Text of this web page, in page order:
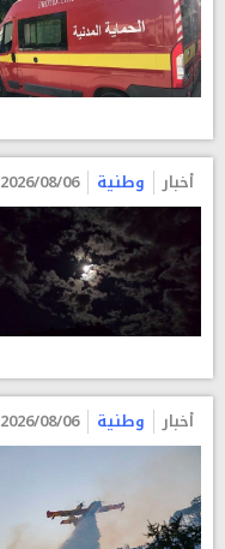
أخبار وطنية 2026/08/06 18:13
أخبار وطنية 2026/08/06 17:54